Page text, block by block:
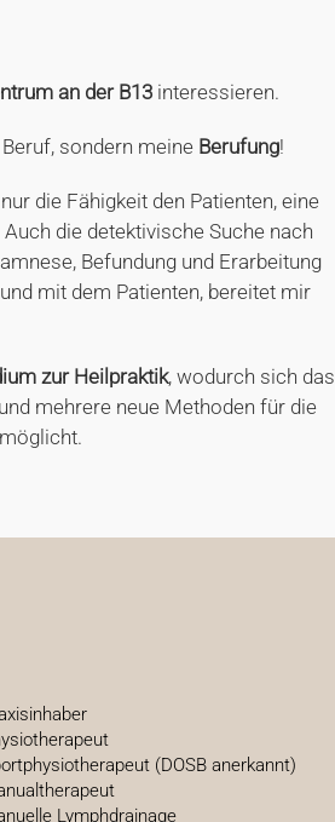
an der B13 interessieren.
sondern meine Berufung!
die Fähigkeit den Patienten, eine
die detektivische Suche nach
Befundung und Erarbeitung
mit dem Patienten, bereitet mir
zur Heilpraktik, wodurch sich das
mehrere neue Methoden für die
(DOSB anerkannt)
Lymphdrainage